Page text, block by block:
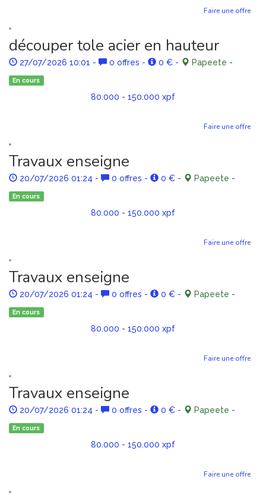
Faire une offre
découper tole acier en hauteur
27/07/2026 10:01 - 0 offres - 0 € - Papeete -
En cours
80.000 - 150.000 xpf
Faire une offre
Travaux enseigne
20/07/2026 01:24 - 0 offres - 0 € - Papeete -
En cours
80.000 - 150.000 xpf
Faire une offre
Travaux enseigne
20/07/2026 01:24 - 0 offres - 0 € - Papeete -
En cours
80.000 - 150.000 xpf
Faire une offre
Travaux enseigne
20/07/2026 01:24 - 0 offres - 0 € - Papeete -
En cours
80.000 - 150.000 xpf
Faire une offre